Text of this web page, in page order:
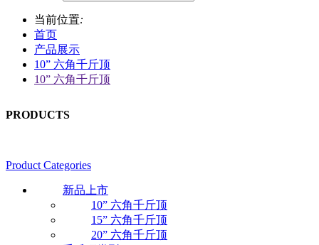
当前位置:
首页
产品展示
10” 六角千斤顶
10” 六角千斤顶
PRODUCTS
Product Categories
新品上市
10” 六角千斤顶
15” 六角千斤顶
20” 六角千斤顶